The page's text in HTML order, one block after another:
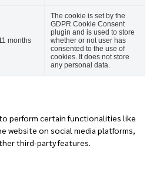
months
The cookie is set by the
GDPR Cookie Consent
plugin and is used to store
whether or not user has
consented to the use of
cookies. It does not store
any personal data.
perform certain functionalities like
website on social media platforms,
third-party features.